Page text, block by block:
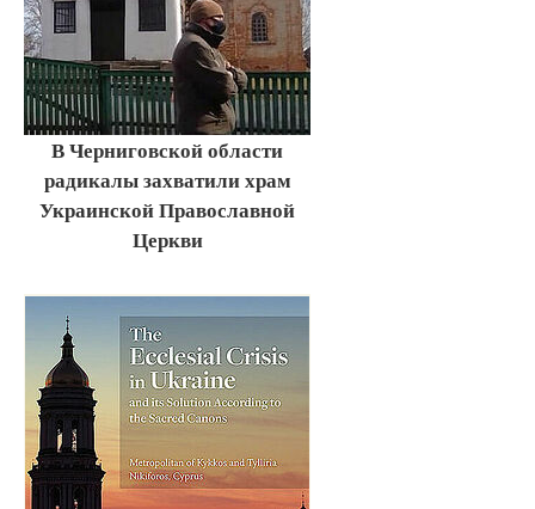
В Черниговской области
радикалы захватили храм
Украинской Православной
Церкви